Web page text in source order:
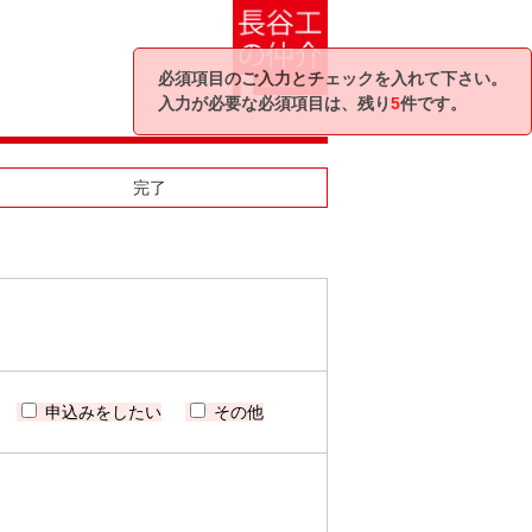
完了
申込みをしたい その他
必須項目のご入力とチェックを入れて下さい。
入力が必要な必須項目は、残り5件です。